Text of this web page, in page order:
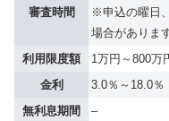
審査時間
※申込の曜日
場合があります
利用限度額
1万円～800万
金利
3.0％～18.0％
無利息期間
–